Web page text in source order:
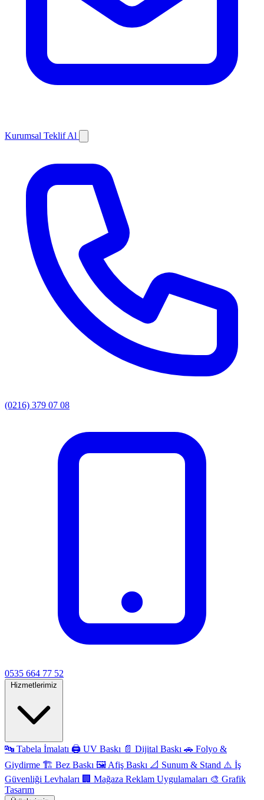
Kurumsal Teklif Al
(0216) 379 07 08
0535 664 77 52
🔤 Tabela İmalatı 🖨️ UV Baskı 📄 Dijital Baskı 🚗 Folyo &
Giydirme 🏗️ Bez Baskı 🖼️ Afiş Baskı 📐 Sunum & Stand ⚠️ İş
Güvenliği Levhaları 🏢 Mağaza Reklam Uygulamaları 🎨 Grafik
Tasarım